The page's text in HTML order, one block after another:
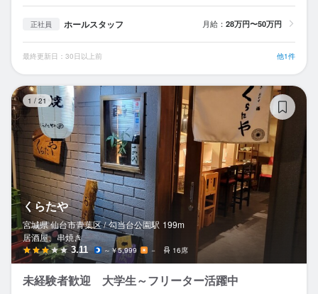
正社員 ホールスタッフ 月給： 28万円〜50万円
最終更新日：30日以上前 他1件
1 / 21
くらたや
宮城県 仙台市青葉区 / 勾当台公園駅 199m
居酒屋、串焼き
3.11 ～￥5,999 － 16席
未経験者歓迎 大学生～フリーター活躍中